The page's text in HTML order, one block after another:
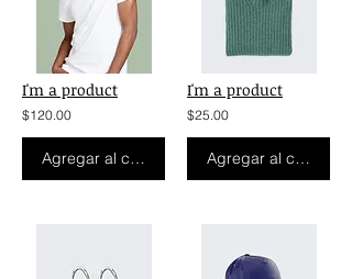
I'm a product
$120.00
Agregar al carrito
I'm a product
$25.00
Agregar al carrito